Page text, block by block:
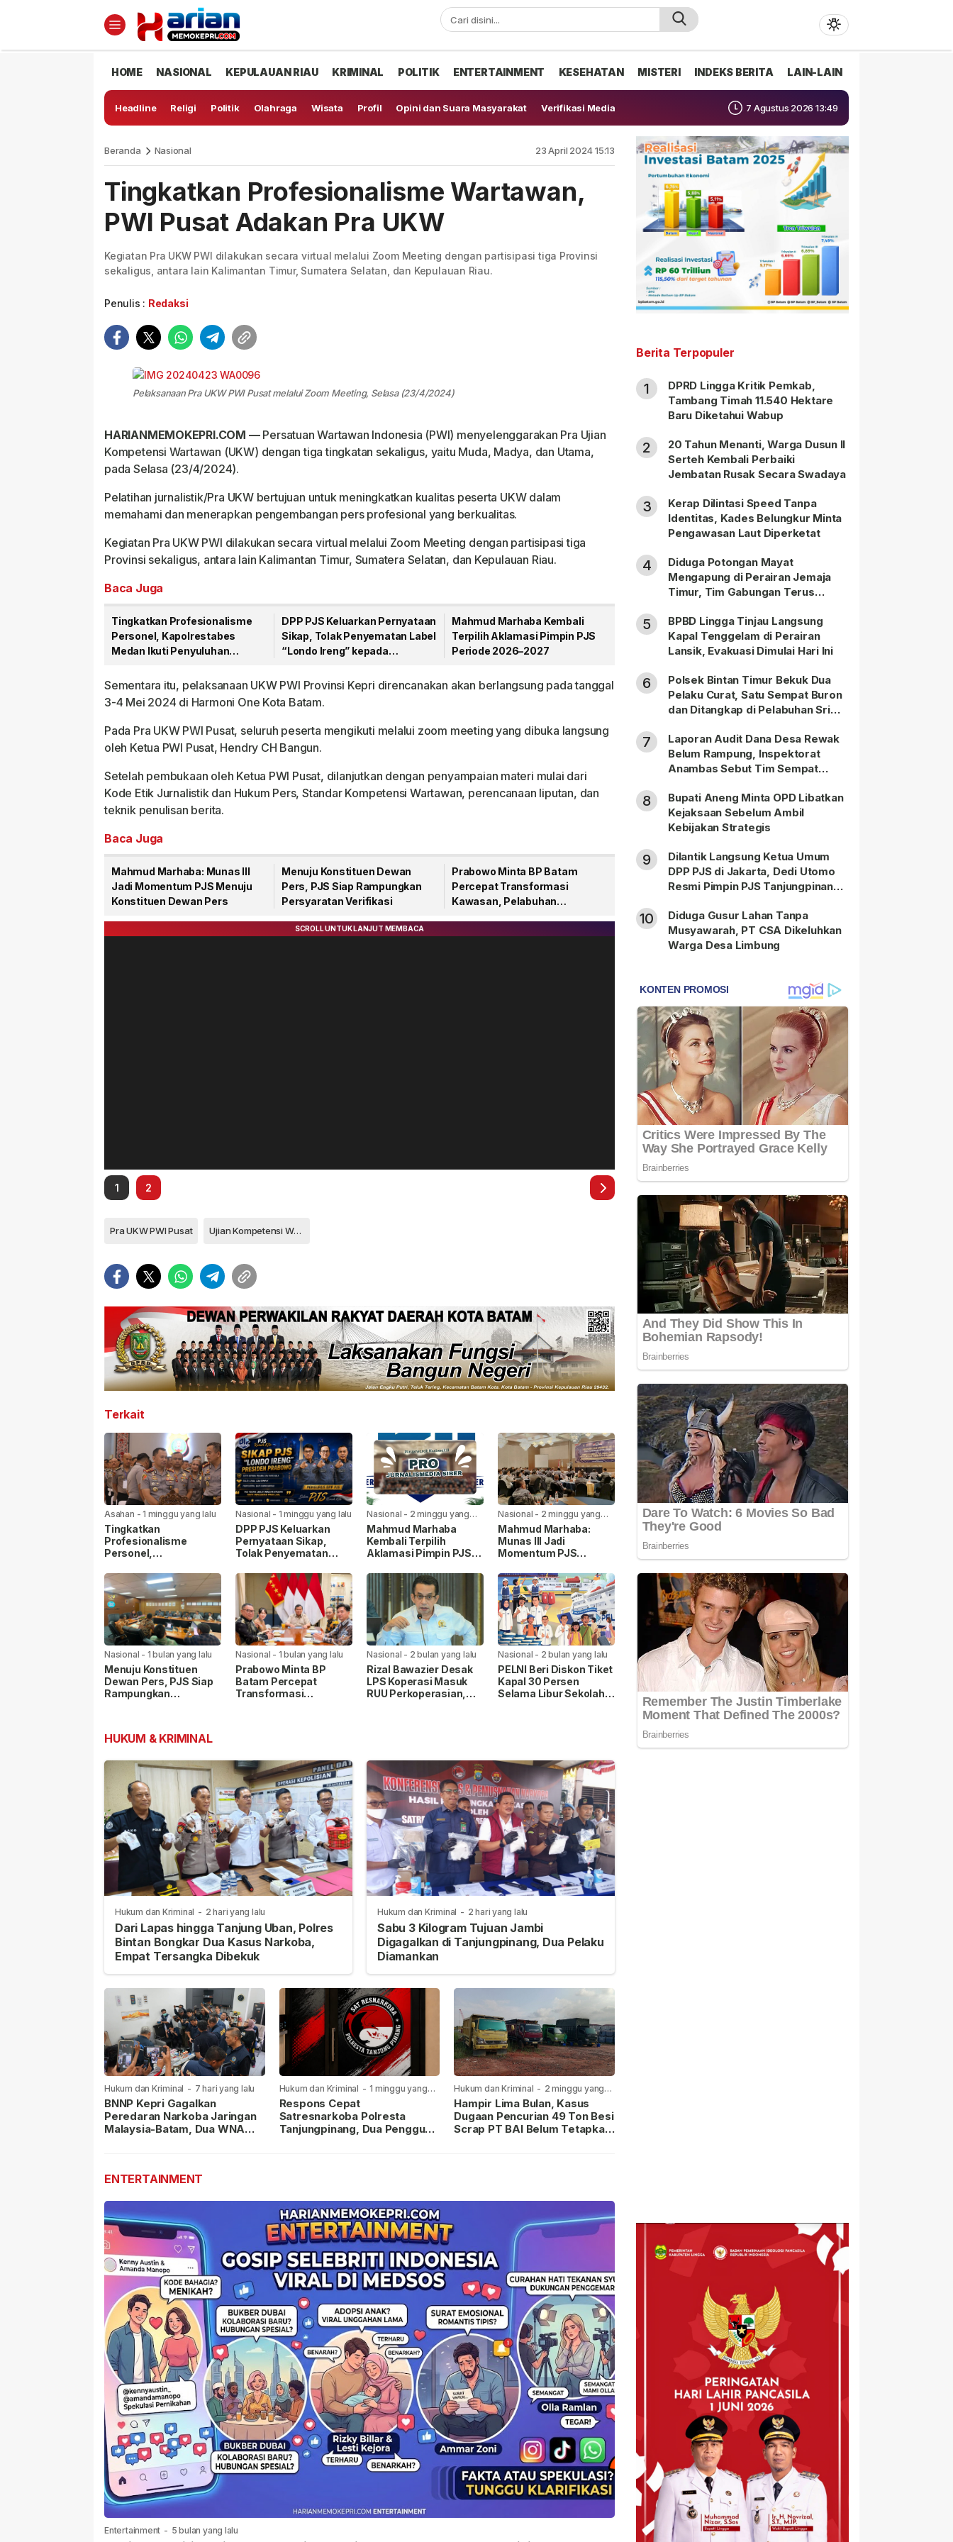
HOME NASIONAL KEPULAUAN RIAU KRIMINAL POLITIK ENTERTAINMENT KESEHATAN MISTERI INDEKS BERITA LAIN-LAIN
Headline Religi Politik Olahraga Wisata Profil Opini dan Suara Masyarakat Verifikasi Media 7 Agustus 2026 13:49
Beranda Nasional 23 April 2024 15:13
Tingkatkan Profesionalisme Wartawan,
PWI Pusat Adakan Pra UKW
Kegiatan Pra UKW PWI dilakukan secara virtual melalui Zoom Meeting dengan partisipasi tiga Provinsi
sekaligus, antara lain Kalimantan Timur, Sumatera Selatan, dan Kepulauan Riau.
Penulis : Redaksi
Pelaksanaan Pra UKW PWI Pusat melalui Zoom Meeting, Selasa (23/4/2024)
HARIANMEMOKEPRI.COM —Persatuan Wartawan Indonesia (PWI) menyelenggarakan Pra Ujian
Kompetensi Wartawan (UKW) dengan tiga tingkatan sekaligus, yaitu Muda, Madya, dan Utama,
pada Selasa (23/4/2024).
Pelatihan jurnalistik/Pra UKW bertujuan untuk meningkatkan kualitas peserta UKW dalam
memahami dan menerapkan pengembangan pers profesional yang berkualitas.
Kegiatan Pra UKW PWI dilakukan secara virtual melalui Zoom Meeting dengan partisipasi tiga
Provinsi sekaligus, antara lain Kalimantan Timur, Sumatera Selatan, dan Kepulauan Riau.
Baca Juga
Tingkatkan Profesionalisme
Personel, Kapolrestabes
Medan Ikuti Penyuluhan
DPP PJS Keluarkan Pernyataan
Sikap, Tolak Penyematan Label
“Londo Ireng” kepada
Mahmud Marhaba Kembali
Terpilih Aklamasi Pimpin PJS
Periode 2026–2027
Sementara itu, pelaksanaan UKW PWI Provinsi Kepri direncanakan akan berlangsung pada tanggal
3-4 Mei 2024 di Harmoni One Kota Batam.
Pada Pra UKW PWI Pusat, seluruh peserta mengikuti melalui zoom meeting yang dibuka langsung
oleh Ketua PWI Pusat, Hendry CH Bangun.
Setelah pembukaan oleh Ketua PWI Pusat, dilanjutkan dengan penyampaian materi mulai dari
Kode Etik Jurnalistik dan Hukum Pers, Standar Kompetensi Wartawan, perencanaan liputan, dan
teknik penulisan berita.
Baca Juga
Mahmud Marhaba: Munas III
Jadi Momentum PJS Menuju
Konstituen Dewan Pers
Menuju Konstituen Dewan
Pers, PJS Siap Rampungkan
Persyaratan Verifikasi
Prabowo Minta BP Batam
Percepat Transformasi
Kawasan, Pelabuhan
1 2
Pra UKW PWI Pusat Ujian Kompetensi Wartawan
Terkait
Asahan -1 minggu yang lalu
Tingkatkan
Profesionalisme
Personel,
Ikuti Penyuluhan
Hukum di Polda Sumut
Nasional - 1 minggu yang lalu
DPP PJS Keluarkan
Pernyataan Sikap,
Tolak Penyematan
kepada Wartawan
Nasional - 2 minggu yang
lalu
Mahmud Marhaba
Kembali Terpilih
Aklamasi Pimpin PJS
Nasional - 2 minggu yang
lalu
Mahmud Marhaba:
Munas III Jadi
Momentum PJS
Dewan Pers
Nasional - 1 bulan yang lalu
Menuju Konstituen
Dewan Pers, PJS Siap
Rampungkan
Nasional - 1 bulan yang lalu
Prabowo Minta BP
Batam Percepat
Transformasi
Nasional - 2 bulan yang lalu
Rizal Bawazier Desak
LPS Koperasi Masuk
RUU Perkoperasian,
Nasional - 2 bulan yang lalu
PELNI Beri Diskon Tiket
Kapal 30 Persen
Selama Libur Sekolah
HUKUM & KRIMINAL
Hukum dan Kriminal - 2 hari yang lalu
Dari Lapas hingga Tanjung Uban, Polres
Bintan Bongkar Dua Kasus Narkoba,
Empat Tersangka Dibekuk
Hukum dan Kriminal - 2 hari yang lalu
Sabu 3 Kilogram Tujuan Jambi
Digagalkan di Tanjungpinang, Dua Pelaku
Diamankan
Hukum dan Kriminal - 7 hari yang lalu
BNNP Kepri Gagalkan
Peredaran Narkoba Jaringan
Malaysia-Batam, Dua WNA
Hukum dan Kriminal - 1 minggu yang
lalu
Respons Cepat
Satresnarkoba Polresta
Tanjungpinang, Dua Pengguna
Hukum dan Kriminal - 2 minggu yang
lalu
Hampir Lima Bulan, Kasus
Dugaan Pencurian 49 Ton Besi
Scrap PT BAI Belum Tetapkan
ENTERTAINMENT
Entertainment - 5 bulan yang lalu
Berita Terpopuler
1
DPRD Lingga Kritik Pemkab,
Tambang Timah 11.540 Hektare
Baru Diketahui Wabup
2
20 Tahun Menanti, Warga Dusun II
Serteh Kembali Perbaiki
Jembatan Rusak Secara Swadaya
3
Kerap Dilintasi Speed Tanpa
Identitas, Kades Belungkur Minta
Pengawasan Laut Diperketat
4
Diduga Potongan Mayat
Mengapung di Perairan Jemaja
Timur, Tim Gabungan Terus
5
BPBD Lingga Tinjau Langsung
Kapal Tenggelam di Perairan
Lansik, Evakuasi Dimulai Hari Ini
6
Polsek Bintan Timur Bekuk Dua
Pelaku Curat, Satu Sempat Buron
dan Ditangkap di Pelabuhan Sri
7
Laporan Audit Dana Desa Rewak
Belum Rampung, Inspektorat
Anambas Sebut Tim Sempat
8
Bupati Aneng Minta OPD Libatkan
Kejaksaan Sebelum Ambil
Kebijakan Strategis
9
Dilantik Langsung Ketua Umum
DPP PJS di Jakarta, Dedi Utomo
Resmi Pimpin PJS Tanjungpinang-
10
Diduga Gusur Lahan Tanpa
Musyawarah, PT CSA Dikeluhkan
Warga Desa Limbung